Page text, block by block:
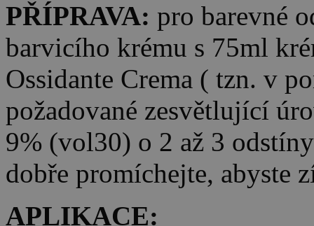
PŘÍPRAVA: pro barevné
barvicího krému s 75ml
Ossidante Crema ( tzn. v
požadované zesvětlující
9% (vol30) o 2 až 3
dobře promíchejte, abyste
APLIKACE: